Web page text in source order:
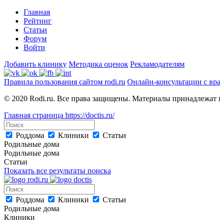
Главная
Рейтинг
Статьи
Форум
Войти
Добавить клинику Методика оценок Рекламодателям
Правила пользования сайтом rodi.ru Онлайн-консультации с
© 2020 Rodi.ru. Все права защищены. Материалы принадлежат
Главная страница https://doctis.ru/
Роддома Клиники
Статьи
Родильные дома
Родильные дома
Статьи
Показать все результаты поиска
Роддома Клиники
Статьи
Родильные дома
Клиники